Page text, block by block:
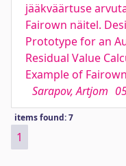
jääkväärtuse
Fairown näitel.
Prototype for an
Residual Value
Example of Fairown
Sarapov, Artjom
items found: 7
1